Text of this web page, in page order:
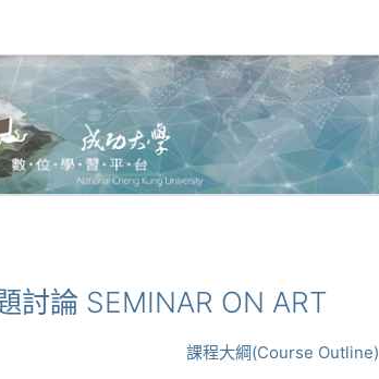
討論 SEMINAR ON ART
課程大綱(Course Outline)